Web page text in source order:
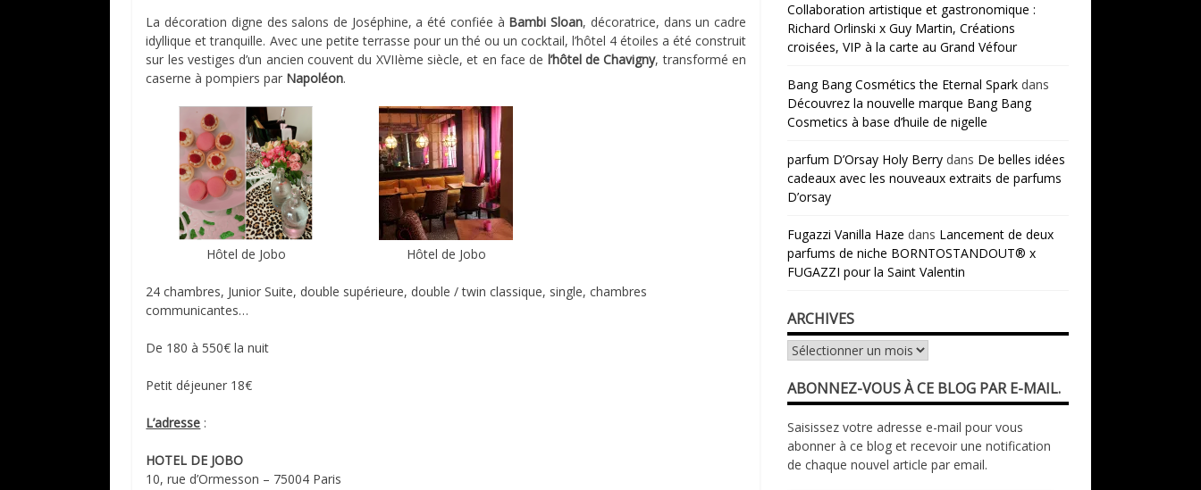
La décoration digne des salons de Joséphine, a été confiée à Bambi Sloan, décoratrice, dans un cadre
idyllique et tranquille. Avec une petite terrasse pour un thé ou un cocktail, l’hôtel 4 étoiles a été construit
sur les vestiges d’un ancien couvent du XVIIème siècle, et en face de l’hôtel de Chavigny, transformé en
caserne à pompiers par Napoléon.
Hôtel de Jobo Hôtel de Jobo
24 chambres, Junior Suite, double supérieure, double / twin classique, single, chambres
communicantes…
De 180 à 550€ la nuit
Petit déjeuner 18€
L’adresse :
HOTEL DE JOBO
10, rue d’Ormesson – 75004 Paris
Collaboration artistique et gastronomique :
Richard Orlinski x Guy Martin, Créations
croisées, VIP à la carte au Grand Véfour
Bang Bang Cosmétics the Eternal Spark dans
Découvrez la nouvelle marque Bang Bang
Cosmetics à base d’huile de nigelle
parfum D’Orsay Holy Berry dans De belles idées
cadeaux avec les nouveaux extraits de parfums
D’orsay
Fugazzi Vanilla Haze dans Lancement de deux
parfums de niche BORNTOSTANDOUT® x
FUGAZZI pour la Saint Valentin
ARCHIVES
Archives
ABONNEZ-VOUS À CE BLOG PAR E-MAIL.
Saisissez votre adresse e-mail pour vous
abonner à ce blog et recevoir une notification
de chaque nouvel article par email.